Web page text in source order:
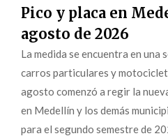
Pico y placa en
agosto de 2026
La medida se encuentra en una
carros particulares y
agosto comenzó a regir la
en Medellín y los demás
para el segundo semestre de